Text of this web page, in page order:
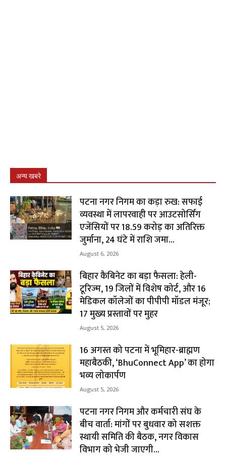
अन्य खबरे
पटना नगर निगम का कड़ा रुख: सफाई
व्यवस्था में लापरवाही पर आउटसोर्सिंग
एजेंसियों पर ₹18.59 करोड़ का अतिरिक्त
जुर्माना, 24 घंटे में राशि जमा...
August 6, 2026
बिहार कैबिनेट का बड़ा फैसला: हेली-
टूरिज्म, 19 जिलों में विशेष कोर्ट, और 16
मेडिकल कॉलेजों का पीपीपी मॉडल मंजूर;
17 मुख्य प्रस्तावों पर मुहर
August 5, 2026
16 अगस्त को पटना में भूमिहार-ब्राह्मण
महाबैठकी, ‘BhuConnect App’ का होगा
भव्य लोकार्पण
August 5, 2026
पटना नगर निगम और कर्मचारी संघ के
बीच वार्ता: मांगों पर बुधवार को सशक्त
स्थायी समिति की बैठक, नगर विकास
विभाग को भेजी जाएगी...